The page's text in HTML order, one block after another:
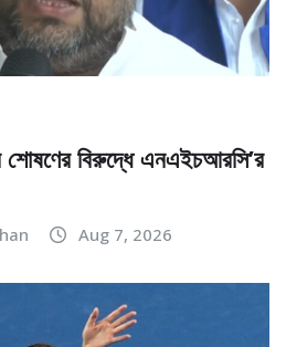
শোষণের বিরুদ্ধে এনএইচআরসি’র
Aug 7, 2026